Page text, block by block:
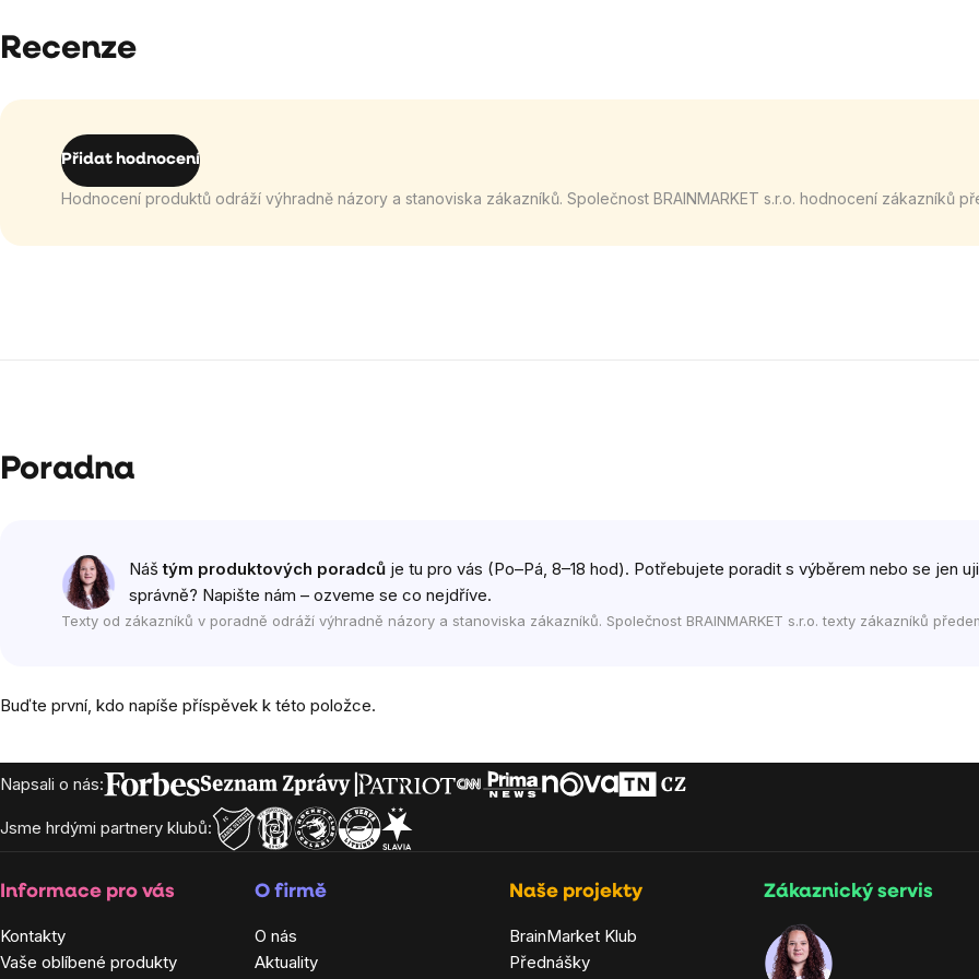
Recenze
Přidat hodnocení
Hodnocení produktů odráží výhradně názory a stanoviska zákazníků. Společnost BRAINMARKET s.r.o. hodnocení zákazníků
Poradna
Náštým produktových poradců je tu pro vás (Po–Pá, 8–18 hod). Potřebujete poradit s výběrem nebo se jen
správně? Napište nám – ozveme se co nejdříve.
Texty od zákazníků v poradně odráží výhradně názory a stanoviska zákazníků. Společnost BRAINMARKET s.r.o. texty zákazníků
Buďte první, kdo napíše příspěvek k této položce.
Zápatí
Napsali o nás:
Jsme hrdými partnery klubů:
Informace pro vás
Kontakty
Vaše oblíbené produkty
O firmě
O nás
Aktuality
Naše projekty
BrainMarket Klub
Přednášky
Zákaznický servis